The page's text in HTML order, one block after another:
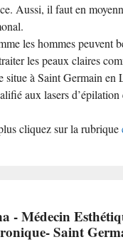
Aussi, il faut en
les hommes peuvent
les peaux claires
situe à Saint Germain en
aux lasers d’épilation
cliquez sur la rubrique
- Médecin
Saint